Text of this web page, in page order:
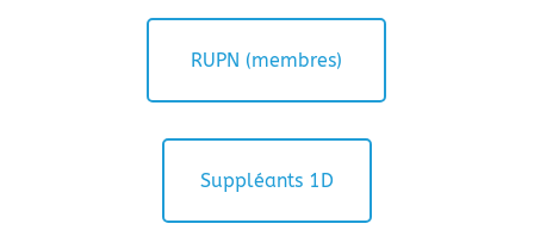
RUPN (membres)
Suppléants 1D